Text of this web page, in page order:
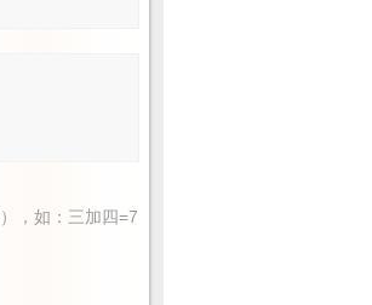
，如：三加四=7